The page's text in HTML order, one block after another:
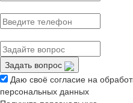
Задать вопрос
Даю своё согласие на
персональных данных